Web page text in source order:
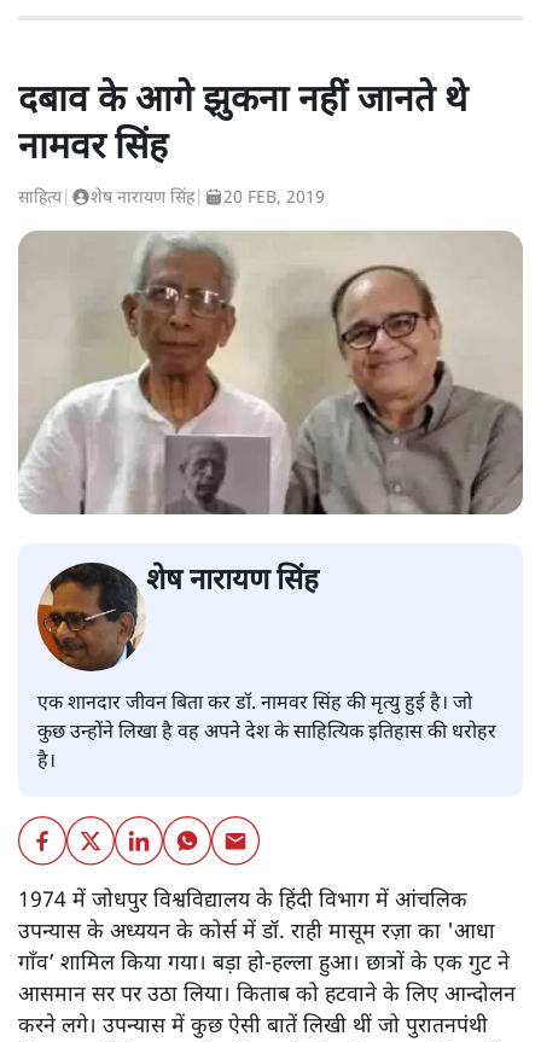
दबाव के आगे झुकना नहीं जानते थे
नामवर सिंह
साहित्य| शेष नारायण सिंह| 20 FEB, 2019
शेष नारायण सिंह
एक शानदार जीवन बिता कर डॉ. नामवर सिंह की मृत्यु हुई है। जो
कुछ उन्होंने लिखा है वह अपने देश के साहित्यिक इतिहास की धरोहर
है।
1974 में जोधपुर विश्वविद्यालय के हिंदी विभाग में आंचलिक
उपन्यास के अध्ययन के कोर्स में डॉ. राही मासूम रज़ा का 'आधा
गाँव’ शामिल किया गया। बड़ा हो-हल्ला हुआ। छात्रों के एक गुट ने
आसमान सर पर उठा लिया। किताब को हटवाने के लिए आन्दोलन
करने लगे। उपन्यास में कुछ ऐसी बातें लिखी थीं जो पुरातनपंथी